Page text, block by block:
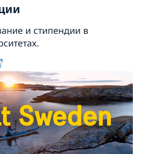
и стипендии в